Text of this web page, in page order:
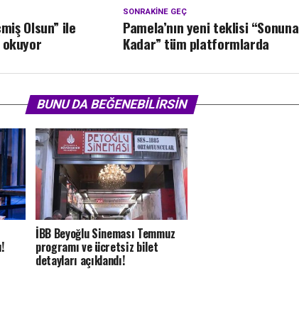
SONRAKINE GEÇ
Pamela’nın yeni teklisi “Sonuna
Kadar” tüm platformlarda
Olsun” ile
BUNU DA BEĞENEBILIRSIN
İBB Beyoğlu Sineması Temmuz
programı ve ücretsiz bilet
detayları açıklandı!